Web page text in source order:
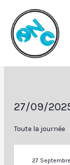
Contenu
27/09/
Une
Date.
Toute la journée
27